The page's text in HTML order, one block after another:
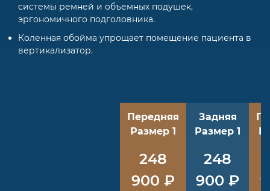
системы ремней и объемных подушек,
эргономичного подголовника.
Коленная обойма упрощает помещение пациента в
вертикализатор.
Передняя
Размер 1
248
900 ₽
Задняя
Размер 1
248
900 ₽